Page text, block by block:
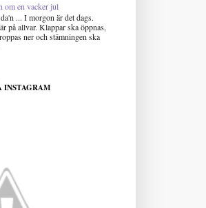
om en vacker jul
... I morgon är det dags.
på allvar. Klappar ska öppnas,
ner och stämningen ska
INSTAGRAM